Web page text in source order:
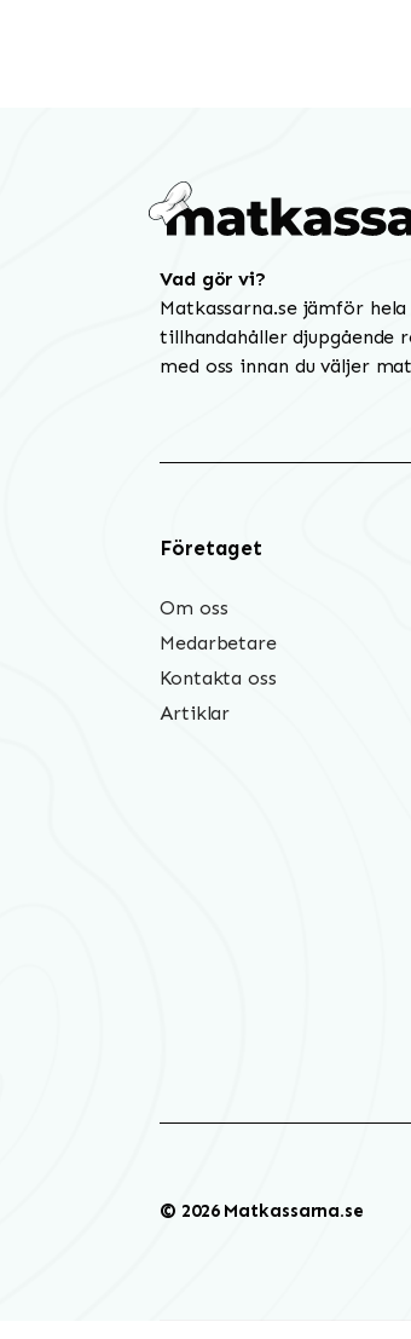
Vad gör vi?
Matkassarna.se jämför
tillhandahåller djupgående
med oss innan du väljer
Företaget
Om oss
Medarbetare
Kontakta oss
Artiklar
© 2026 Matkassarna.se